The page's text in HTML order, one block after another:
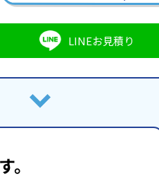
LINEお見積り
。